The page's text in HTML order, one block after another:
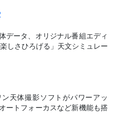
データ、オリジナル番組エディ
しさひろげる」天文シミュレー
天体撮影ソフトがパワーアッ
ートフォーカスなど新機能も搭